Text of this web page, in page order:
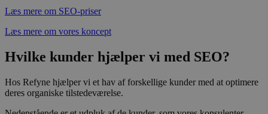
Læs mere om SEO-priser
Læs mere om vores koncept
Hvilke kunder hjælper vi med SEO?
Hos Refyne hjælper vi et hav af forskellige kunder med at optimere
deres organiske tilstedeværelse.